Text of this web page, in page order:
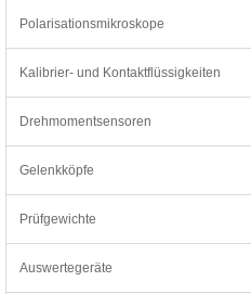
Polarisationsmikroskope
Kalibrier- und Kontaktflüssigkeiten
Drehmomentsensoren
Gelenkköpfe
Prüfgewichte
Auswertegeräte